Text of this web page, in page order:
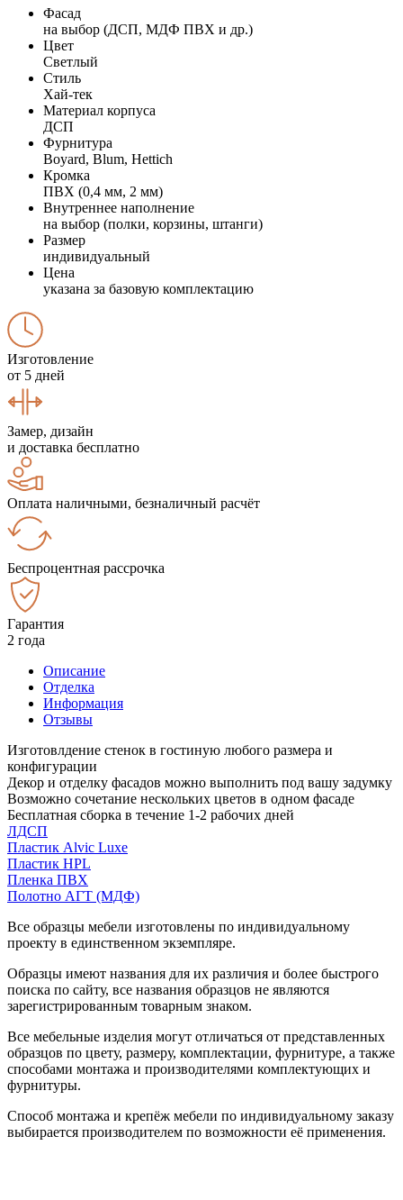
Фасад
на выбор (ДСП, МДФ ПВХ и др.)
Цвет
Светлый
Стиль
Хай-тек
Материал корпуса
ДСП
Фурнитура
Boyard, Blum, Hettich
Кромка
ПВХ (0,4 мм, 2 мм)
Внутреннее наполнение
на выбор (полки, корзины, штанги)
Размер
индивидуальный
Цена
указана за базовую комплектацию
Изготовление
от 5 дней
Замер, дизайн
и доставка бесплатно
Оплата наличными, безналичный расчёт
Беспроцентная рассрочка
Гарантия
2 года
Описание
Отделка
Информация
Отзывы
Изготовлдение стенок в гостиную любого размера и
конфигурации
Декор и отделку фасадов можно выполнить под вашу задумку
Возможно сочетание нескольких цветов в одном фасаде
Бесплатная сборка в течение 1-2 рабочих дней
ЛДСП
Пластик Alvic Luxe
Пластик HPL
Пленка ПВХ
Полотно АГТ (МДФ)
Все образцы мебели изготовлены по индивидуальному
проекту в единственном экземпляре.
Образцы имеют названия для их различия и более быстрого
поиска по сайту, все названия образцов не являются
зарегистрированным товарным знаком.
Все мебельные изделия могут отличаться от представленных
образцов по цвету, размеру, комплектации, фурнитуре, а также
способами монтажа и производителями комплектующих и
фурнитуры.
Способ монтажа и крепёж мебели по индивидуальному заказу
выбирается производителем по возможности её применения.